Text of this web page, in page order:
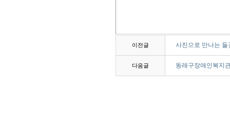
이전글 사진으로 만나는 들
다음글 동래구장애인복지